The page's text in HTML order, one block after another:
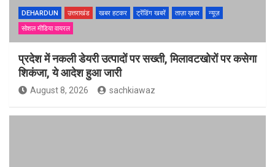
DEHARDUN उत्तराखंड खबर हटकर ट्रेंडिंग खबरें ताज़ा ख़बर
न्यूज़
सोशल मीडिया वायरल
प्रदेश में नकली डेयरी उत्पादों पर सख्ती, मिलावटखोरों पर कसेगा
शिकंजा, ये आदेश हुआ जारी
August 8, 2026 sachkiawaz